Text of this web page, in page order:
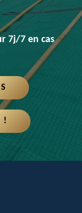
7j/7 en cas
!